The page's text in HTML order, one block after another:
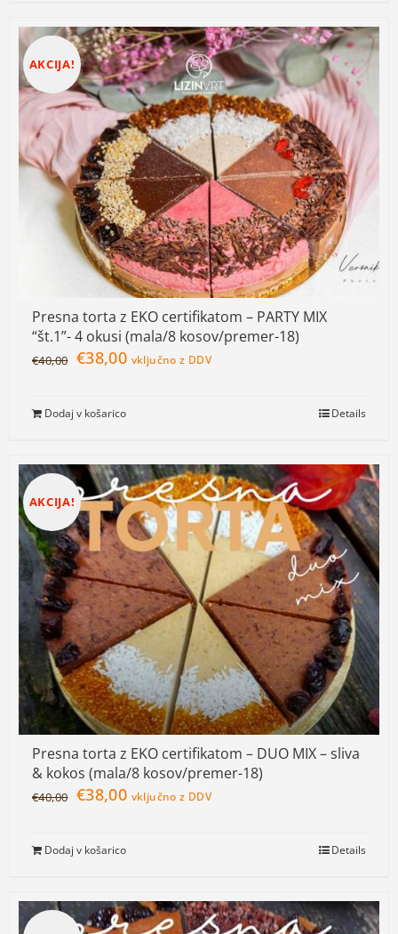
AKCIJA!
Presna torta z EKO certifikatom – PARTY MIX
“št.1”- 4 okusi (mala/8 kosov/premer-18)
€40,00 €38,00 vključno z DDV
Dodaj v košarico Details
AKCIJA!
Presna torta z EKO certifikatom – DUO MIX – sliva
& kokos (mala/8 kosov/premer-18)
€40,00 €38,00 vključno z DDV
Dodaj v košarico Details